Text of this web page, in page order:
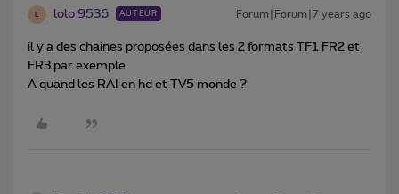
lolo 9536 AUTEUR Forum|Forum|7 years ago
il y a des chaines proposées dans les 2 formats TF1 FR2 et
FR3 par exemple
A quand les RAI en hd et TV5 monde ?